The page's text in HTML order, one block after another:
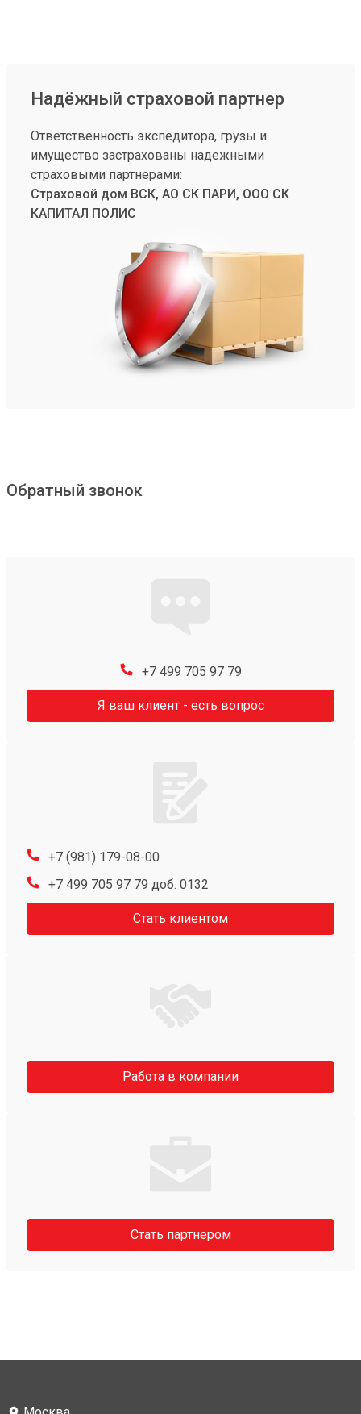
Надёжный страховой партнер
Ответственность экспедитора, грузы и
имущество застрахованы надежными
страховыми партнерами:
Страховой дом ВСК, АО СК ПАРИ, ООО СК
КАПИТАЛ ПОЛИС
Обратный звонок
+7 499 705 97 79
Я ваш клиент - есть вопрос
+7 (981) 179-08-00
+7 499 705 97 79 доб. 0132
Стать клиентом
Работа в компании
Стать партнером